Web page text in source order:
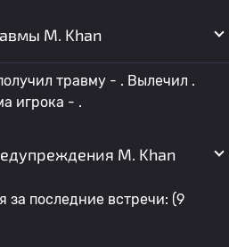
M. Khan
травму - . Вылечил .
игрока - .
M. Khan
последние встречи: (9